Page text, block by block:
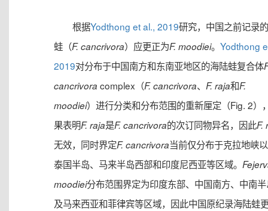
根据Yodthong et al., 2019研究，中国之前记录
蛙（F. cancrivora）应更正为F. moodiei。 Yodthong
2019对分布于中国南方和东南亚地区的海陆蛙复合体
cancrivora complex（F. cancrivora、 F. raja和F.
moodiei）进行分类和分布范围的重新厘定（Fig. 2）
果表明F. raja是F. cancrivora的次订同物异名，因此F.
无效，同时界定F. cancrivora当前仅分布于克拉地峡
泰国半岛、马来半岛西部和印度尼西亚等区域。
moodiei分布范围界定为印度东部、中国南方、中南
及马来西亚和菲律宾等区域，因此中国原纪录海陆蛙